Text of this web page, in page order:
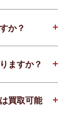
か？
ますか？
買取可能